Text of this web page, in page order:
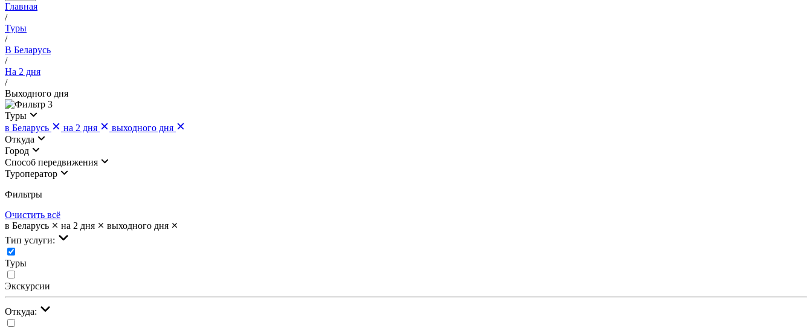
Главная
/
Туры
/
В Беларусь
/
На 2 дня
/
Выходного дня
3
Туры
в Беларусь
на 2 дня
выходного дня
Откуда
Город
Cпособ передвижения
Туроператор
Фильтры
Очистить всё
в Беларусь
на 2 дня
выходного дня
Тип услуги:
Туры
Экскурсии
Откуда: